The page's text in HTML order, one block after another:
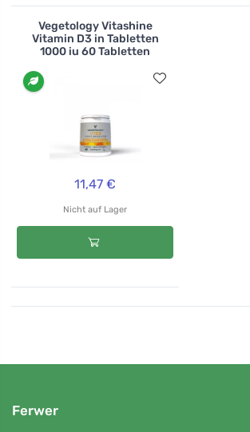
Vegetology Vitashine
Vitamin D3 in Tabletten
1000 iu 60 Tabletten
11,47 €
Nicht auf Lager
Ferwer